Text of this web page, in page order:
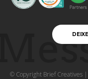
© Copyright Brief Creatives |